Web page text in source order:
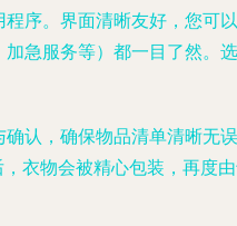
序。界面清晰友好，您可
急服务等）都一目了然。
认，确保物品清单清晰无
衣物会被精心包装，再度